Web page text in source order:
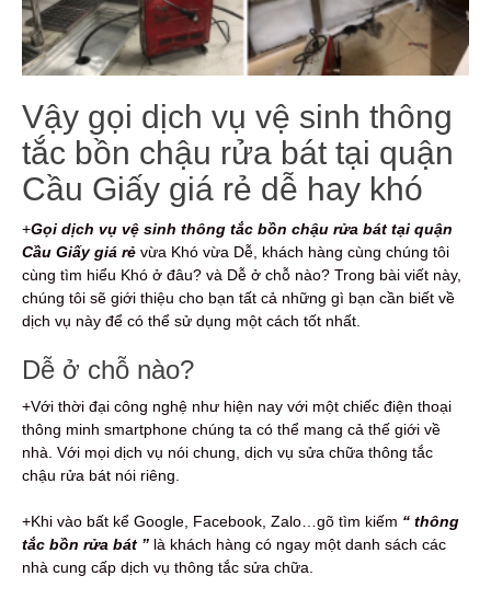
Vậy gọi dịch vụ vệ sinh thông
tắc bồn chậu rửa bát tại quận
Cầu Giấy giá rẻ dễ hay khó
+Gọi dịch vụ vệ sinh thông tắc bồn chậu rửa bát tại quận
Cầu Giấy giá rẻ vừa Khó vừa Dễ, khách hàng cùng chúng tôi
cùng tìm hiểu Khó ở đâu? và Dễ ở chỗ nào? Trong bài viết này,
chúng tôi sẽ giới thiệu cho bạn tất cả những gì bạn cần biết về
dịch vụ này để có thể sử dụng một cách tốt nhất.
Dễ ở chỗ nào?
+Với thời đại công nghệ như hiện nay với một chiếc điện thoại
thông minh smartphone chúng ta có thể mang cả thế giới về
nhà. Với mọi dịch vụ nói chung, dịch vụ sửa chữa thông tắc
chậu rửa bát nói riêng.
+Khi vào bất kể Google, Facebook, Zalo…gõ tìm kiếm “ thông
tắc bồn rửa bát ” là khách hàng có ngay một danh sách các
nhà cung cấp dịch vụ thông tắc sửa chữa.